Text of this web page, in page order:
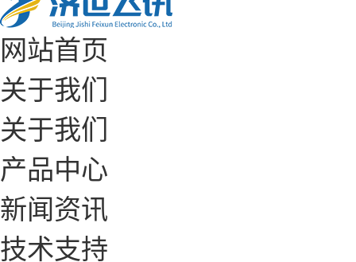
网站首页
关于我们
关于我们
产品中心
新闻资讯
技术支持